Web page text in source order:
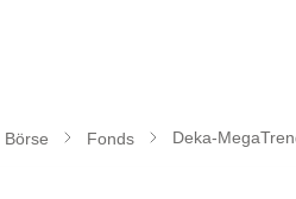
Börse Fonds Deka-